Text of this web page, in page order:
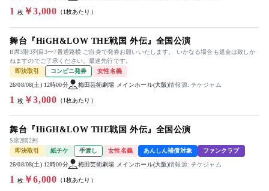
1 枚￥3,000 （1枚あたり）
舞台『HiGH&LOW THE戦国 外伝』全国公演
B席3階3列目3〜7番通路横 ご自身で発券お願いいたします。 いかなる場合も返金は致しか
ねますのでご了承ください。最速先行です。
即決取引
コンビニ発券 女性名義
26/08/08(土) 12時00分 梅田芸術劇場 メインホール(大阪)情報源: チケジャム
1 枚￥3,000 （1枚あたり）
舞台『HiGH&LOW THE戦国 外伝』全国公演
S席2階2列
即決取引
紙チケ 手渡し 女性名義 あんしん補償対象 ファンクラブ
26/08/08(土) 12時00分 梅田芸術劇場 メインホール(大阪)情報源: チケジャム
1 枚￥6,000 （1枚あたり）